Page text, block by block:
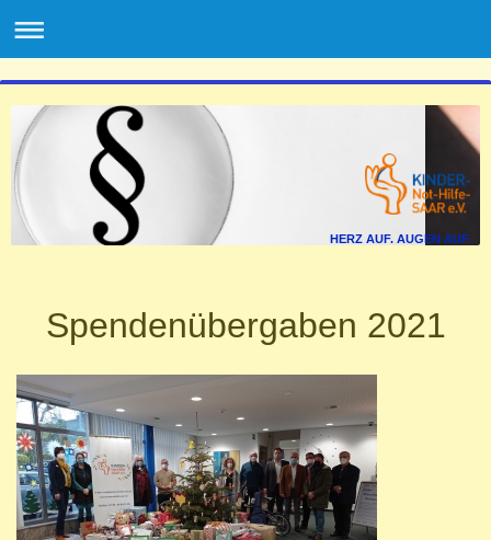
HERZ AUF. AUGEN AUF.
Spendenübergaben 2021